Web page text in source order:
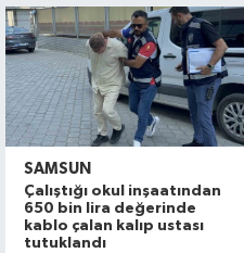
SAMSUN
Çalıştığı okul inşaatından
650 bin lira değerinde
kablo çalan kalıp ustası
tutuklandı